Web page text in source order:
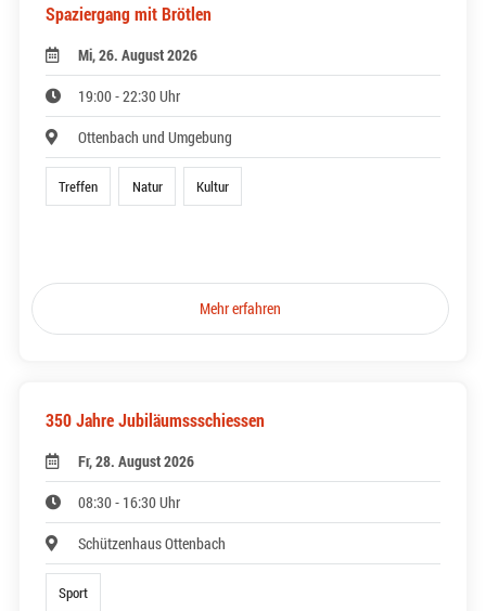
Spaziergang mit Brötlen
Mi, 26. August 2026
19:00 - 22:30 Uhr
Ottenbach und Umgebung
Treffen Natur Kultur
Mehr erfahren
350 Jahre Jubiläumssschiessen
Fr, 28. August 2026
08:30 - 16:30 Uhr
Schützenhaus Ottenbach
Sport